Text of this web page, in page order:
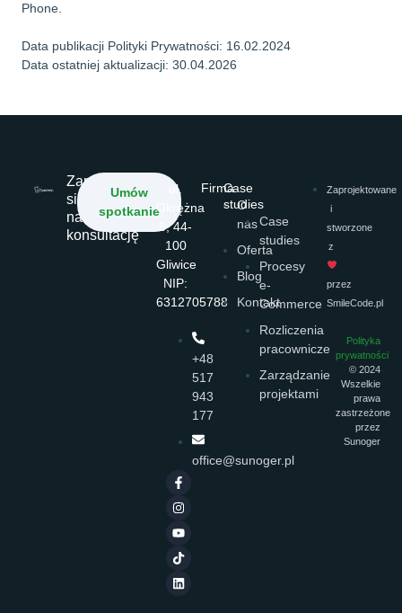
Phone.
Data publikacji Polityki Prywatności: 16.02.2024
Data ostatniej aktualizacji: 30.04.2026
Zapisz
się
na
konsultację
Umów
spotkanie
ul.
Okrężna
8, 44-
100
Gliwice
NIP:
6312705788
+48
517
943
177
office@sunoger.pl
Firma
O
nas
Oferta
Blog
Kontakt
Case
studies
Case
studies
Procesy
e-
Commerce
Rozliczenia
pracownicze
Zarządzanie
projektami
Zaprojektowane
i
stworzone
z
przez
SmileCode.pl
Polityka
prywatności
© 2024
Wszelkie
prawa
zastrzeżone
przez
Sunoger